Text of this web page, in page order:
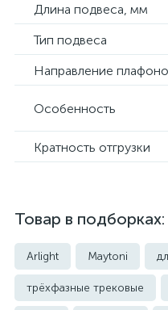
Длина подвеса, мм
Тип подвеса
Направление
Особенность
Кратность отгрузки
Товар в подборках:
Arlight Maytoni
трёхфазные трековые